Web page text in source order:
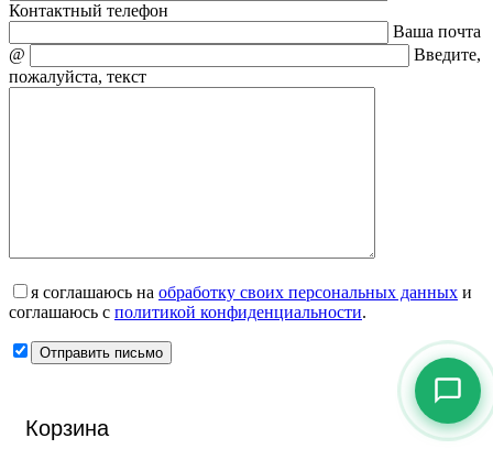
Контактный телефон
Ваша почта
@
Введите,
пожалуйста, текст
я соглашаюсь на обработку своих персональных данных и
соглашаюсь с политикой конфиденциальности.
Корзина